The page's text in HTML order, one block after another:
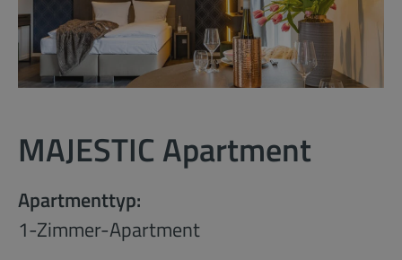
MAJESTIC Apartment
Apartmenttyp:
1-Zimmer-Apartment